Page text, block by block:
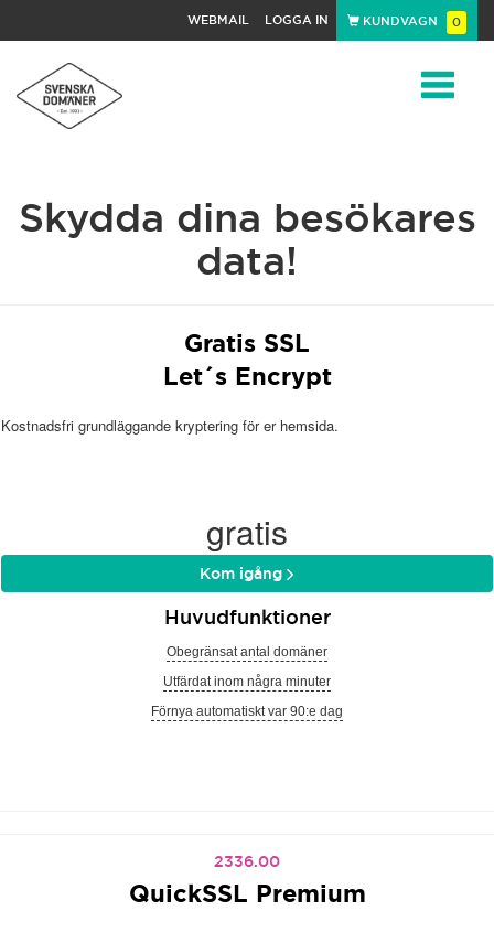
WEBMAIL LOGGA IN KUNDVAGN 0
Skydda dina besökares
data!
Gratis SSL
Let´s Encrypt
Kostnadsfri grundläggande kryptering för er hemsida.
gratis
Kom igång
Huvudfunktioner
Obegränsat antal domäner
Utfärdat inom några minuter
Förnya automatiskt var 90:e dag
2336.00
QuickSSL Premium